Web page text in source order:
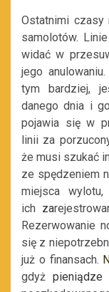
Ostatnimi
samolotów.
widać w
jego
tym bardziej,
danego dnia i
pojawia się w
linii za
że musi szukać
ze spędzeniem
miejsca
ich za
Rezerwowanie
się z
już o finansach.
gdyżpieniądze